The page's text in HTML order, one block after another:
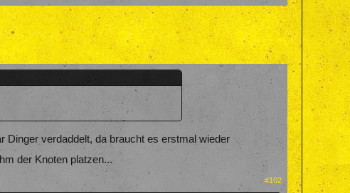
Dinger verdaddelt, da braucht es erstmal wieder
der Knoten platzen...
#102